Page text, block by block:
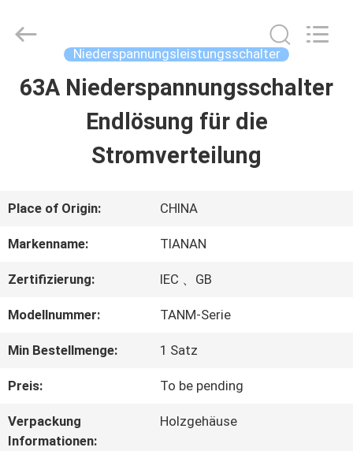
HAUS
PRODUKTE
VR
SHOW
UNS
FABRIK-
AUSFLUG
Tianan
(Group)
Rights
Reserved.
Niederspannungsleistungsschalter
63A Niederspannungsschalter
Endlösung für die
Stromverteilung
Place of Origin: CHINA
Markenname: TIANAN
Zertifizierung: IEC 、GB
Modellnummer: TANM-Serie
Min Bestellmenge: 1 Satz
Preis: To be pending
Verpackung
Informationen:
Holzgehäuse